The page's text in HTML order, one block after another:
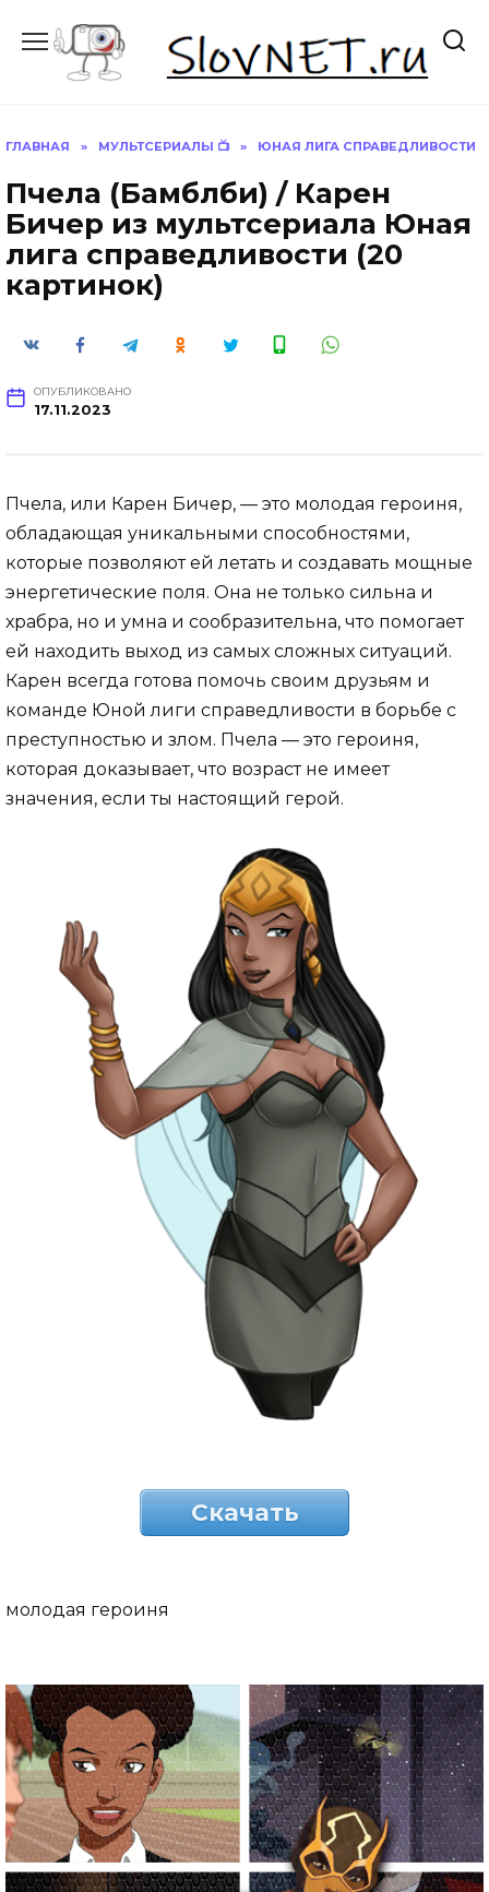
содержанию
ГЛАВНАЯ » МУЛЬТСЕРИАЛЫ 📺 » ЮНАЯ ЛИГА СПРАВЕДЛИВОСТИ
Пчела (Бамблби) / Карен
Бичер из мультсериала Юная
лига справедливости (20
картинок)
ОПУБЛИКОВАНО
17.11.2023
Пчела, или Карен Бичер, — это молодая героиня,
обладающая уникальными способностями,
которые позволяют ей летать и создавать мощные
энергетические поля. Она не только сильна и
храбра, но и умна и сообразительна, что помогает
ей находить выход из самых сложных ситуаций.
Карен всегда готова помочь своим друзьям и
команде Юной лиги справедливости в борьбе с
преступностью и злом. Пчела — это героиня,
которая доказывает, что возраст не имеет
значения, если ты настоящий герой.
Скачать
молодая героиня